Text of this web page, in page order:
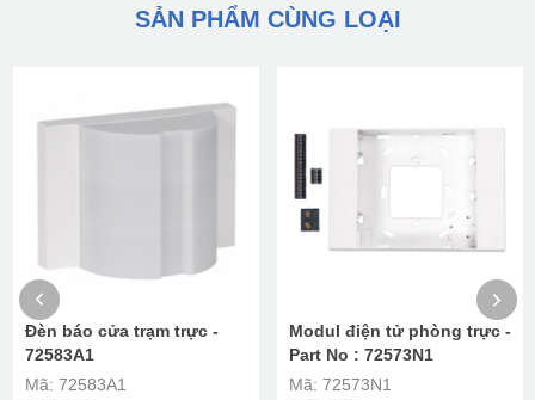
SẢN PHẨM CÙNG LOẠI
Đèn báo cửa trạm trực -
72583A1
Mã: 72583A1
Modul điện tử phòng trực -
Part No : 72573N1
Mã: 72573N1